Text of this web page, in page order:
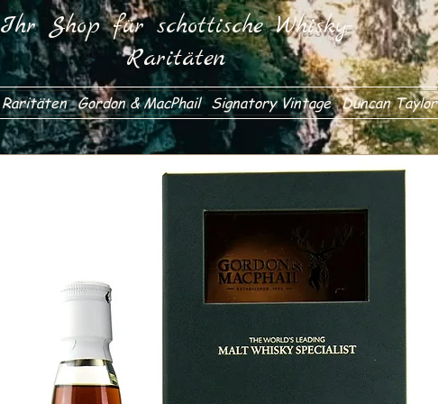
Ihr Shop für schottische Whisky-
Raritäten
Raritäten Gordon & MacPhail Signatory Vintage Duncan Taylor